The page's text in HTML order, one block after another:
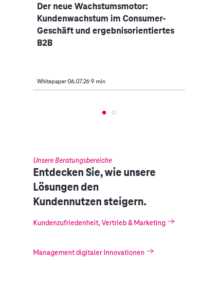
Der neue Wachstumsmotor:
Kundenwachstum im Consumer-
Geschäft und ergebnisorientiertes
B2B
Whitepaper 06.07.26 9 min
Unsere Beratungsbereiche
Entdecken Sie, wie unsere
Lösungen den
Kundennutzen steigern.
Kundenzufriedenheit, Vertrieb & Marketing
Management digitaler Innovationen